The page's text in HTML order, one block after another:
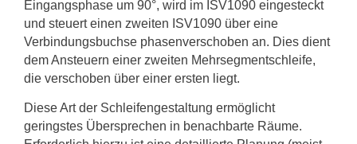
Eingangsphase um 90°, wird im ISV1090 eingesteckt
und steuert einen zweiten ISV1090 über eine
Verbindungsbuchse phasenverschoben an. Dies dient
dem Ansteuern einer zweiten Mehrsegmentschleife,
die verschoben über einer ersten liegt.
Diese Art der Schleifengestaltung ermöglicht
geringstes Übersprechen in benachbarte Räume.